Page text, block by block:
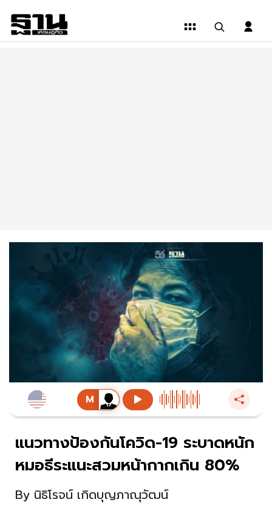
แนวทางป้องกันโควิด-19 ระบาดหนัก
หมอธีระแนะสวมหน้ากากเกิน 80%
By นิธิโรจน์ เกิดบุญภาณุวัฒน์